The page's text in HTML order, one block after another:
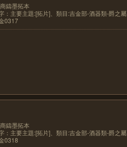
鑄墨拓本
：主要主題:[拓片]、類目:吉金部-酒器類-爵之屬
0317
鑄墨拓本
：主要主題:[拓片]、類目:吉金部-酒器類-爵之屬
0318